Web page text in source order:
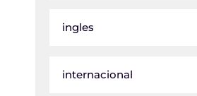
ingles
internacional